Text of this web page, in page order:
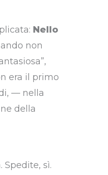
Nello
non
era il primo
— nella
della
sì.